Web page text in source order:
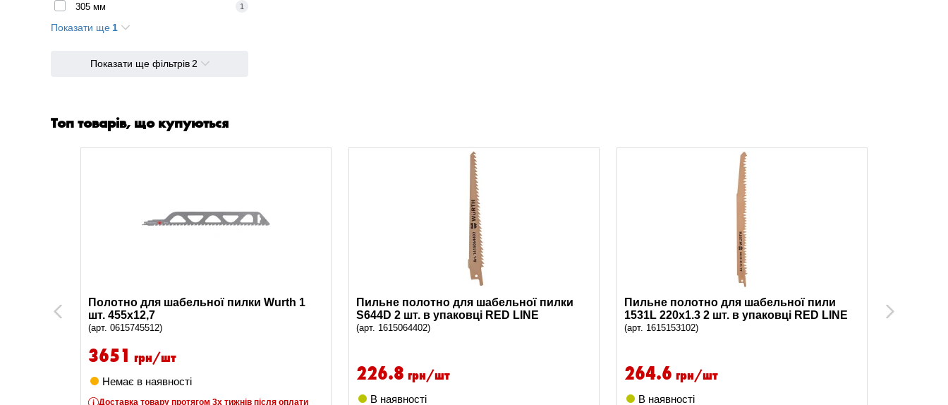
305 мм 1
455 мм
Показати ще 1
Показати ще фільтрів 2
Топ товарів, що купуються
Previous
Полотно для шабельної пилки Wurth 1
шт. 455х12,7
(арт. 0615745512)
3651 грн/шт
Немає в наявності
Доставка товару протягом 3х тижнів після оплати
Пильне полотно для шабельної пилки
S644D 2 шт. в упаковці RED LINE
(арт. 1615064402)
226.8 грн/шт
В наявності
Пильне полотно для шабельної пили
1531L 220х1.3 2 шт. в упаковці RED LINE
(арт. 1615153102)
264.6 грн/шт
В наявності
S1617K 2
Next